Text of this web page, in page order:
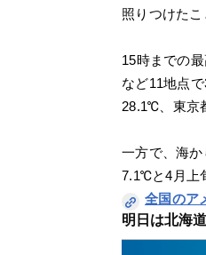
照りつけた
15時までの
など11地点
28.1℃、東京
一方で、海
7.1℃と4月上
全国のア
明日は北海